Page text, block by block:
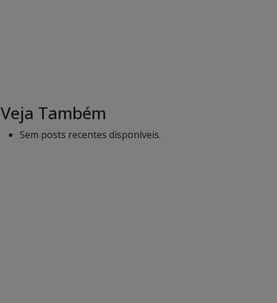
Veja Também
Sem posts recentes disponíveis.